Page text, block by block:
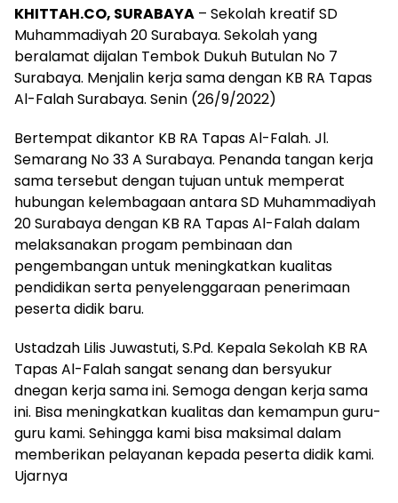
KHITTAH.CO, SURABAYA – Sekolah kreatif SD
Muhammadiyah 20 Surabaya. Sekolah yang
beralamat dijalan Tembok Dukuh Butulan No 7
Surabaya. Menjalin kerja sama dengan KB RA Tapas
Al-Falah Surabaya. Senin (26/9/2022)
Bertempat dikantor KB RA Tapas Al-Falah. Jl.
Semarang No 33 A Surabaya. Penanda tangan kerja
sama tersebut dengan tujuan untuk memperat
hubungan kelembagaan antara SD Muhammadiyah
20 Surabaya dengan KB RA Tapas Al-Falah dalam
melaksanakan progam pembinaan dan
pengembangan untuk meningkatkan kualitas
pendidikan serta penyelenggaraan penerimaan
peserta didik baru.
Ustadzah Lilis Juwastuti, S.Pd. Kepala Sekolah KB RA
Tapas Al-Falah sangat senang dan bersyukur
dnegan kerja sama ini. Semoga dengan kerja sama
ini. Bisa meningkatkan kualitas dan kemampun guru-
guru kami. Sehingga kami bisa maksimal dalam
memberikan pelayanan kepada peserta didik kami.
Ujarnya